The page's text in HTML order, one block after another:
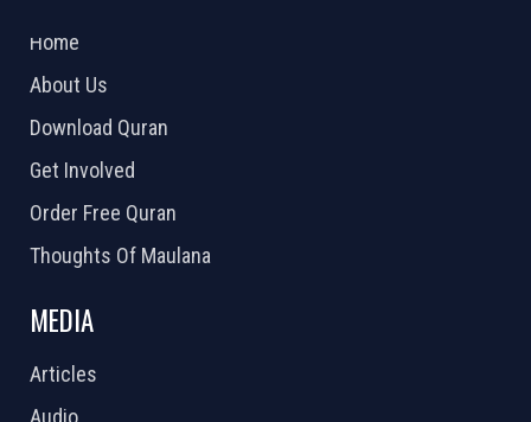
Home
About Us
Download Quran
Get Involved
Order Free Quran
Thoughts Of Maulana
MEDIA
Articles